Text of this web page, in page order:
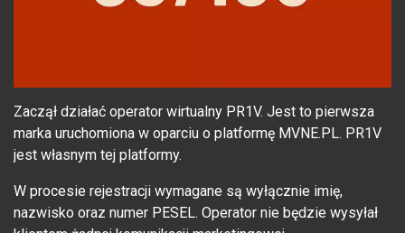
Zaczął działać operator wirtualny PR1V. Jest to pierwsza
marka uruchomiona w oparciu o platformę MVNE.PL. PR1V
jest własnym tej platformy.
W procesie rejestracji wymagane są wyłącznie imię,
nazwisko oraz numer PESEL. Operator nie będzie wysyłał